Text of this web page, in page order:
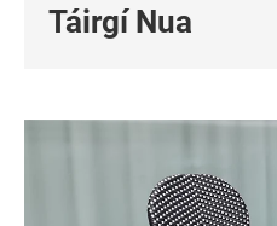
Táirgí Nua